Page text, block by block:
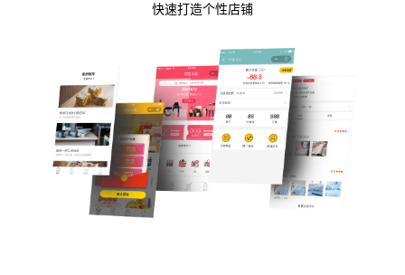
快速打造个性店铺